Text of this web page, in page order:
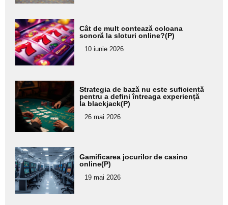
Adaugă
aici textul
pentru
subtitlu
Cât de mult contează coloana
sonoră la sloturi online?(P)
10 iunie 2026
Adaugă
aici textul
pentru
subtitlu
Strategia de bază nu este suficientă
pentru a defini întreaga experiență
la blackjack(P)
26 mai 2026
Adaugă
aici textul
pentru
subtitlu
Gamificarea jocurilor de casino
online(P)
19 mai 2026